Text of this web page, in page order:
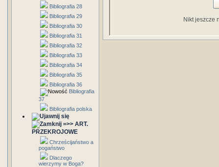
Bibliografia 28
Bibliografia 29
Bibliografia 30
Bibliografia 31
Bibliografia 32
Bibliografia 33
Bibliografia 34
Bibliografia 35
Bibliografia 36
Bibliografia
37
Bibliografia polska
=>> ART.
PRZEKROJOWE
Chrześcijaństwo a
pogaństwo
Dlaczego
wierzymy w Boga?
Nikt jeszcze